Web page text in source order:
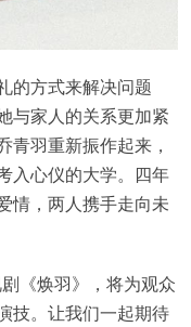
的方式来解决问题
与家人的关系更加紧
青羽重新振作起来，
入心仪的大学。四年
情，两人携手走向未
《焕羽》，将为观众
技。让我们一起期待